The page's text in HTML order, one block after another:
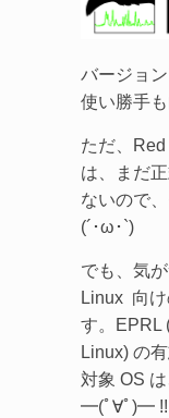
バージョ
使い勝手も
ただ、
は、まだ
ないので
(´･ω･`)
でも、気
Linux 向
す。EPRL
Linux) の
対象 OS
━(ﾟ∀ﾟ)━ !!